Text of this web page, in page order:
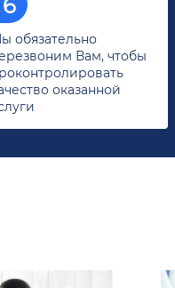
обязательно
Вам, чтобы
оказанной